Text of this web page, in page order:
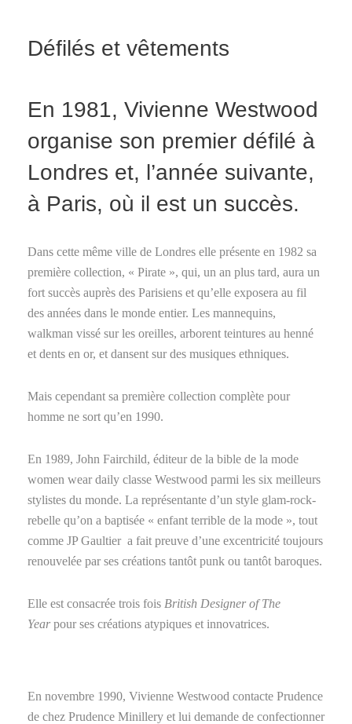
Défilés et vêtements
En 1981, Vivienne Westwood
organise son premier défilé à
Londres et, l’année suivante,
à Paris, où il est un succès.
Dans cette même ville de Londres elle présente en 1982 sa
première collection, « Pirate », qui, un an plus tard, aura un
fort succès auprès des Parisiens et qu’elle exposera au fil
des années dans le monde entier. Les mannequins,
walkman vissé sur les oreilles, arborent teintures au henné
et dents en or, et dansent sur des musiques ethniques.
Mais cependant sa première collection complète pour
homme ne sort qu’en 1990.
En 1989, John Fairchild, éditeur de la bible de la mode
women wear daily classe Westwood parmi les six meilleurs
stylistes du monde. La représentante d’un style glam-rock-
rebelle qu’on a baptisée « enfant terrible de la mode », tout
comme JP Gaultier a fait preuve d’une excentricité toujours
renouvelée par ses créations tantôt punk ou tantôt baroques.
Elle est consacrée trois fois British Designer of The
Yearpour ses créations atypiques et innovatrices.
En novembre 1990, Vivienne Westwood contacte Prudence
de chez Prudence Minillery et lui demande de confectionner